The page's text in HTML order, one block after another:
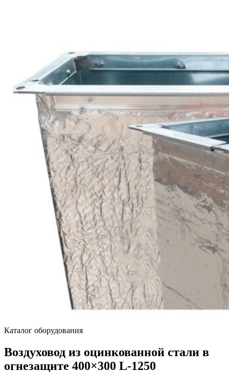
Каталог оборудования
Воздуховод из оцинкованной стали в
огнезащите 400×300 L-1250